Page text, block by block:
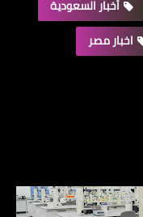
أخبار السعودية
اخبار مصر